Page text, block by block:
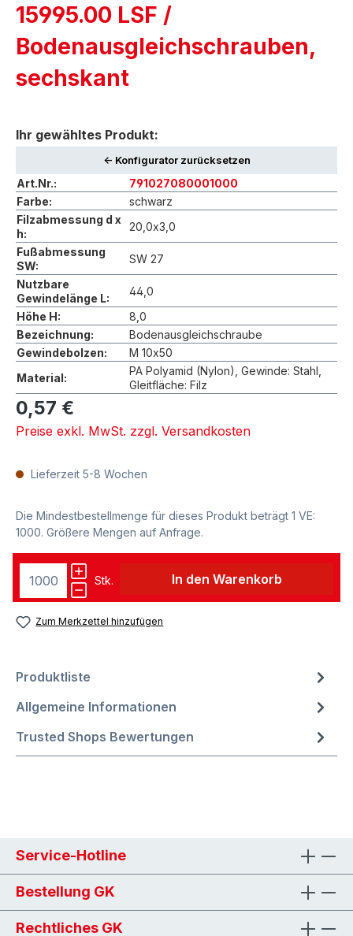
15995.00 LSF /
Bodenausgleichschrauben,
sechskant
Ihr gewähltes Produkt:
<- Konfigurator zurücksetzen
Art.Nr.:
791027080001000
Farbe:
schwarz
Filzabmessung d x
h:
20,0x3,0
Fußabmessung
SW:
SW 27
Nutzbare
Gewindelänge L:
44,0
Höhe H:
8,0
Bezeichnung:
Bodenausgleichschraube
Gewindebolzen:
M 10x50
Material:
PA Polyamid (Nylon), Gewinde: Stahl,
Gleitfläche: Filz
0,57 €
Preise exkl. MwSt. zzgl. Versandkosten
Lieferzeit 5-8 Wochen
Die Mindestbestellmenge für dieses Produkt beträgt 1 VE:
1000. Größere Mengen auf Anfrage.
Stk. In den Warenkorb
Zum Merkzettel hinzufügen
Produktliste
Allgemeine Informationen
Trusted Shops Bewertungen
Service-Hotline
Bestellung GK
Rechtliches GK